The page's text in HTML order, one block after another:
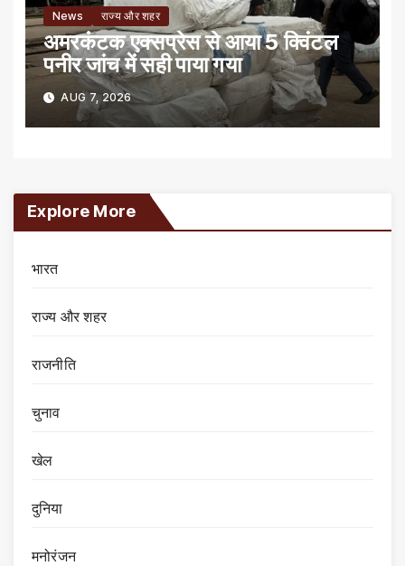
News राज्य और शहर
अमरकंटक एक्सप्रेस से आया 5 क्विंटल
पनीर जांच में सही पाया गया
AUG 7, 2026
Explore More
भारत
राज्य और शहर
राजनीति
चुनाव
खेल
दुनिया
मनोरंजन